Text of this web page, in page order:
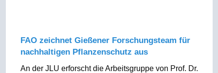
FAO zeichnet Gießener Forschungsteam für
nachhaltigen Pflanzenschutz aus
An der JLU erforscht die Arbeitsgruppe von Prof. Dr.